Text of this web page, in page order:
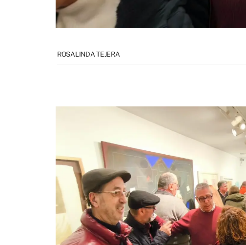
ROSALINDA TEJERA